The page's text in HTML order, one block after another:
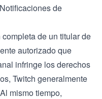
de
de un titular de
autorizado que
infringe los derechos
Twitch generalmente
mismo tiempo,